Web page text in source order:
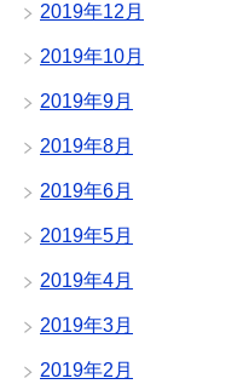
2019年12月
2019年10月
2019年9月
2019年8月
2019年6月
2019年5月
2019年4月
2019年3月
2019年2月